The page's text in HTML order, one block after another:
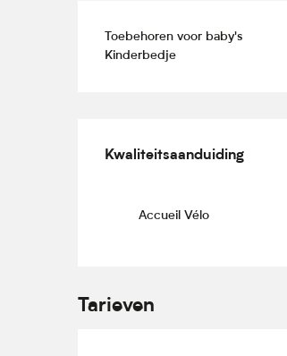
Toebehoren voor baby's
Kinderbedje
Kwaliteitsaanduiding
Kwaliteitsaanduiding
Accueil Vélo
Tarieven